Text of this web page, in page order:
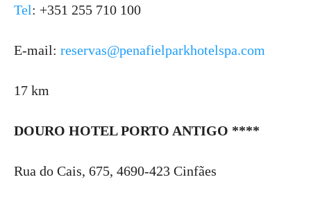
Tel: +351 255 710 100
E-mail: reservas@penafielparkhotelspa.com
17 km
DOURO HOTEL PORTO ANTIGO ****
Rua do Cais, 675, 4690-423 Cinfães